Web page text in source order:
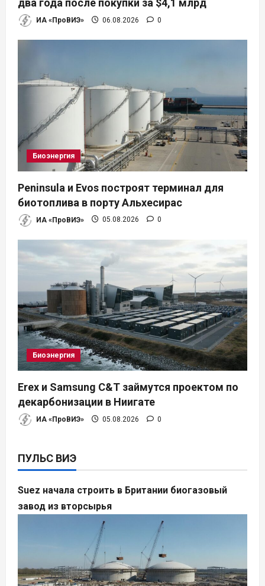
с
м
два года после покупки за $4,1 млрд
ИА «ПроВИЭ» 06.08.2026 0
Биоэнергия
Peninsula и Evos построят терминал для
биотоплива в порту Альхесирас
ИА «ПроВИЭ» 05.08.2026 0
Биоэнергия
Erex и Samsung C&T займутся проектом по
декарбонизации в Ниигате
ИА «ПроВИЭ» 05.08.2026 0
ПУЛЬС ВИЭ
Suez начала строить в Британии биогазовый
завод из вторсырья